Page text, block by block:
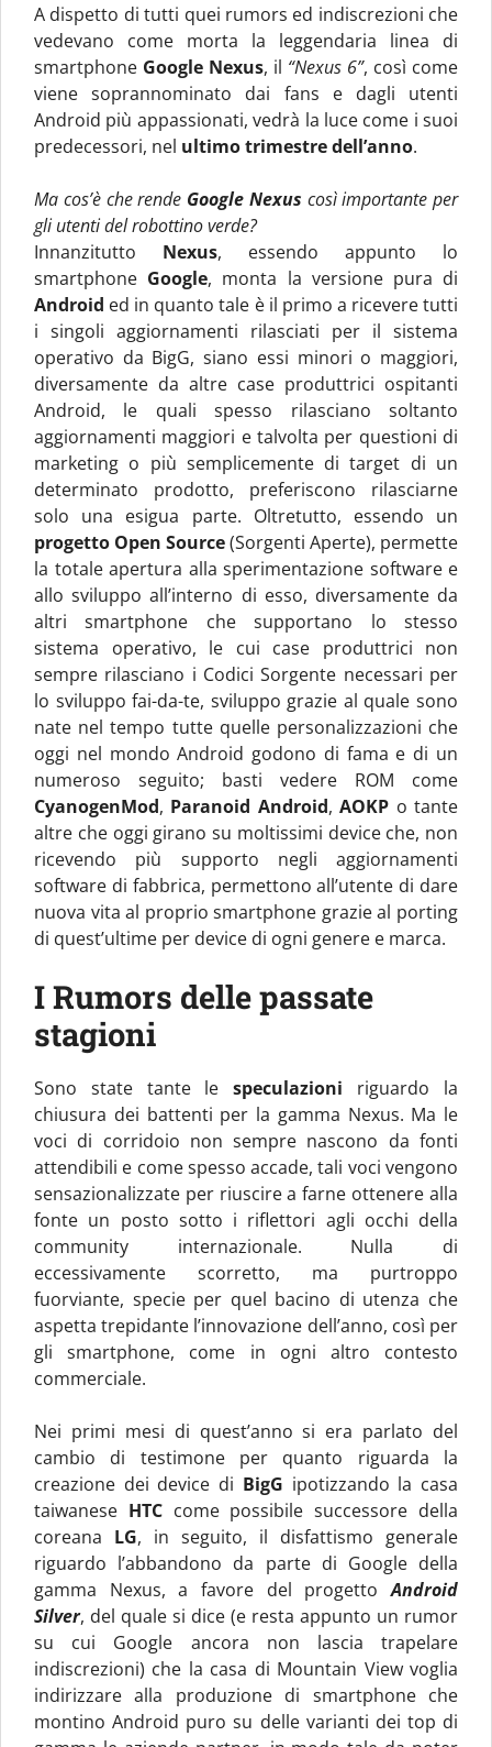
A dispetto di tutti quei rumors ed indiscrezioni che
vedevano come morta la leggendaria linea di
smartphone Google Nexus, il “Nexus 6”, così come
viene soprannominato dai fans e dagli utenti
Android più appassionati, vedrà la luce come i suoi
predecessori, nel ultimo trimestre dell’anno.
Ma cos’è che rende Google Nexus così importante per
gli utenti del robottino verde?
Innanzitutto Nexus, essendo appunto lo
smartphone Google, monta la versione pura di
Android ed in quanto tale è il primo a ricevere tutti
i singoli aggiornamenti rilasciati per il sistema
operativo da BigG, siano essi minori o maggiori,
diversamente da altre case produttrici ospitanti
Android, le quali spesso rilasciano soltanto
aggiornamenti maggiori e talvolta per questioni di
marketing o più semplicemente di target di un
determinato prodotto, preferiscono rilasciarne
solo una esigua parte. Oltretutto, essendo un
progetto Open Source(Sorgenti Aperte), permette
la totale apertura alla sperimentazione software e
allo sviluppo all’interno di esso, diversamente da
altri smartphone che supportano lo stesso
sistema operativo, le cui case produttrici non
sempre rilasciano i Codici Sorgente necessari per
lo sviluppo fai-da-te, sviluppo grazie al quale sono
nate nel tempo tutte quelle personalizzazioni che
oggi nel mondo Android godono di fama e di un
numeroso seguito; basti vedere ROM come
CyanogenMod, Paranoid Android,AOKP o tante
altre che oggi girano su moltissimi device che, non
ricevendo più supporto negli aggiornamenti
software di fabbrica, permettono all’utente di dare
nuova vita al proprio smartphone grazie al porting
di quest’ultime per device di ogni genere e marca.
I Rumors delle passate
stagioni
Sono state tante lespeculazioni riguardo la
chiusura dei battenti per la gamma Nexus. Ma le
voci di corridoio non sempre nascono da fonti
attendibili e come spesso accade, tali voci vengono
sensazionalizzate per riuscire a farne ottenere alla
fonte un posto sotto i riflettori agli occhi della
community internazionale. Nulla di
eccessivamente scorretto, ma purtroppo
fuorviante, specie per quel bacino di utenza che
aspetta trepidante l’innovazione dell’anno, così per
gli smartphone, come in ogni altro contesto
commerciale.
Nei primi mesi di quest’anno si era parlato del
cambio di testimone per quanto riguarda la
creazione dei device di BigG ipotizzando la casa
taiwanese HTCcome possibile successore della
coreana LG, in seguito, il disfattismo generale
riguardo l’abbandono da parte di Google della
gamma Nexus, a favore del progettoAndroid
Silver, del quale si dice (e resta appunto un rumor
su cui Google ancora non lascia trapelare
indiscrezioni) che la casa di Mountain View voglia
indirizzare alla produzione di smartphone che
montino Android puro su delle varianti dei top di